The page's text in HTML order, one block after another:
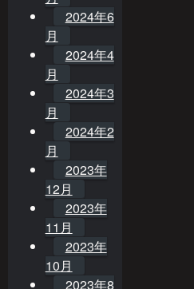
2024年6
月
2024年4
月
2024年3
月
2024年2
月
2023年
12月
2023年
11月
2023年
10月
2023年8